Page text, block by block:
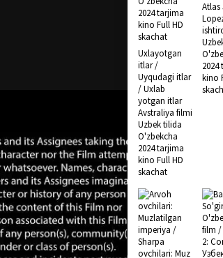
Uxlayotgan
itlar /
Uyqudagi itlar
/ Uxlab
yotgan itlar
Avstraliya filmi
Uzbek tilida
O'zbekcha
2024 tarjima
kino Full HD
skachat
Atlas
2024
kino